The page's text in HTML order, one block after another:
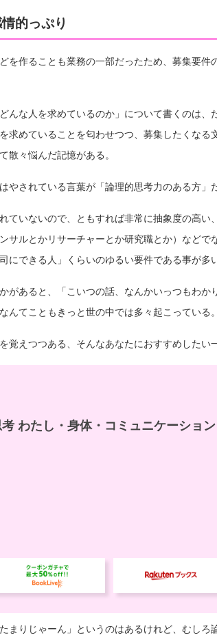
的っぷり
を作ることも業務の一部だったため、募集要件
んな人を求めているのか」について書くのは、
求めていることを匂わせつつ、募集したくなる
散々悩んだ記憶がある。
やされている言葉が「論理的思考力のある方」だ
ていないので、ともすれば非常に抽象度の高い
サルとかリサーチャーとか研究職とか）などで
にできる人」くらいのゆるい要件である事が多い
があると、「こいつの話、なんかいっつもわか
んてこともきっと世の中では多々起こっている。
覚えつつある、そんなあなたにおすすめしたい
まりじゃーん」というのはあるけれど、むしろ